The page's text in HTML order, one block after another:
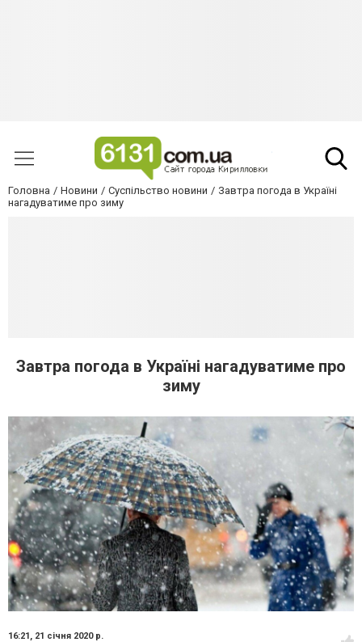
Головна Новини Суспільство новини
Завтра погода в Україні
нагадуватиме про зиму
Завтра погода в Україні нагадуватиме про
зиму
16:21, 21 січня 2020 р.